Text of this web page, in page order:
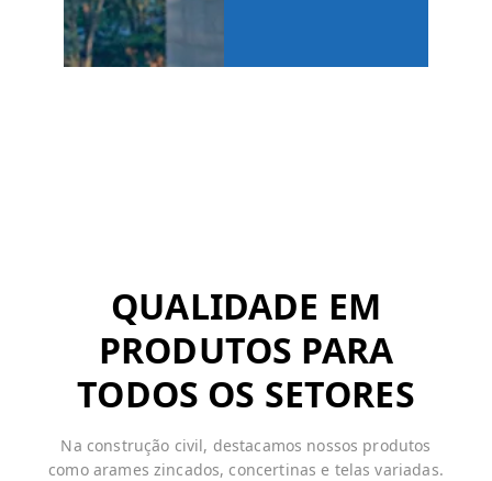
QUALIDADE EM
PRODUTOS PARA
TODOS OS SETORES
Na construção civil, destacamos nossos produtos
como arames zincados, concertinas e telas variadas.